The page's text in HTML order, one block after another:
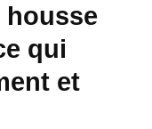
housse
qui
et